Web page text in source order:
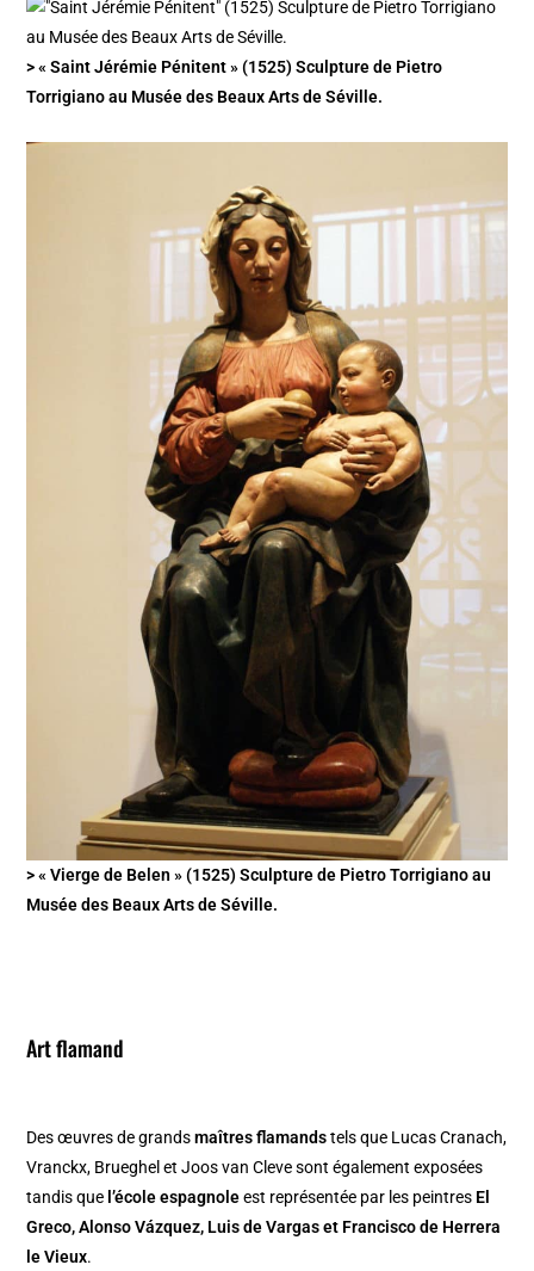
> « Saint Jérémie Pénitent » (1525) Sculpture de Pietro
Torrigiano au Musée des Beaux Arts de Séville.
> « Vierge de Belen » (1525) Sculpture de Pietro Torrigiano au
Musée des Beaux Arts de Séville.
Art flamand
Des œuvres de grandsmaîtres flamandstels que Lucas Cranach,
Vranckx, Brueghel et Joos van Cleve sont également exposées
tandis que l’école espagnoleest représentée par les peintres El
Greco, Alonso Vázquez, Luis de Vargas et Francisco de Herrera
le Vieux.